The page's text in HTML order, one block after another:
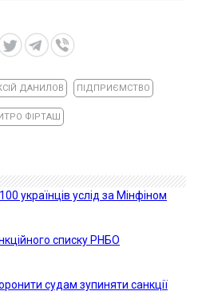
ДАНИЛОВ ПІДПРИЄМСТВО
ФІРТАШ
українців услід за Мінфіном
списку РНБО
судам зупиняти санкції